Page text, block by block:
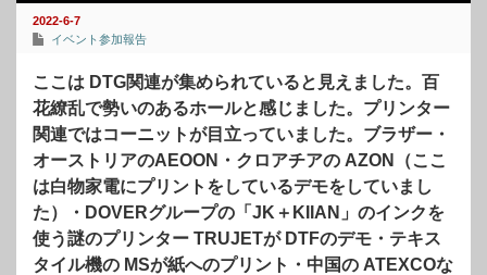
2022-6-7
イベント参加報告
ここは DTG関連が集められていると見えました。百
花繚乱で勢いのあるホールと感じました。プリンター
関連ではコーニットが目立っていました。ブラザー・
オーストリアのAEOON・クロアチアの AZON（ここ
は白物家電にプリントをしているデモをしていまし
た）・DOVERグループの「JK＋KIIAN」のインクを
使う謎のプリンター TRUJETが DTFのデモ・テキス
タイル機の MSが紙へのプリント・中国の ATEXCOな